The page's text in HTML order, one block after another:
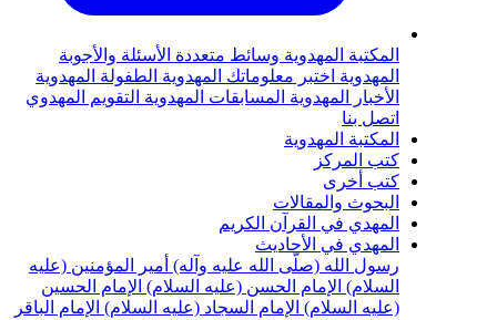
المهدويةوسائط متعددةالأسئلة والأجوبة
اختبر معلوماتك المهدويةالطفولة المهدوية
المهدويةالمسابقات المهدويةالتقويم المهدوي
المهدوية
والمقالات
في القرآن الكريم
في الأحاديث
الله (صلّى الله عليه وآله) أمير المؤمنين (عليه
الإمام الحسن (عليه السلام) الإمام الحسين
الإمام السجاد (عليه السلام) الإمام الباقر